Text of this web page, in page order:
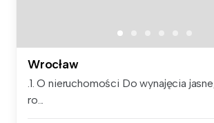
Wrocław
.1. O nieruchomości Do wynajęcia
ro...